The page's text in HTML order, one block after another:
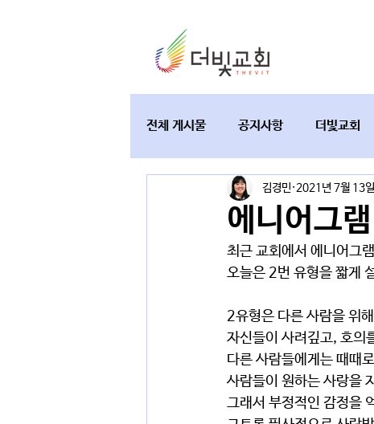
전체 게시물 공지사항 더빛교회
교육과 테필린 토요가정예배
에니어그
김경민 2021년 7월 13일
최근 교회에서 에니어그
오늘은 2번 유형을 짧게
2유형은 다른 사람을 위
자신들이 사려깊고, 호의
다른 사람들에게는 때때
사람들이 원하는 사랑을
그래서 부정적인 감정을